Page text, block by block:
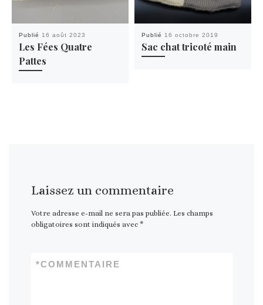
Publié 16 août 2023
Les Fées Quatre
Pattes
Publié 16 octobre 2019
Sac chat tricoté main
Laissez un commentaire
Votre adresse e-mail ne sera pas publiée. Les champs
obligatoires sont indiqués avec *
COMMENTAIRE
*